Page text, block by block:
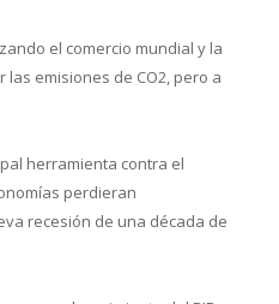
el comercio mundial y la
emisiones de CO2, pero a
herramienta contra el
perdieran
recesión de una década de